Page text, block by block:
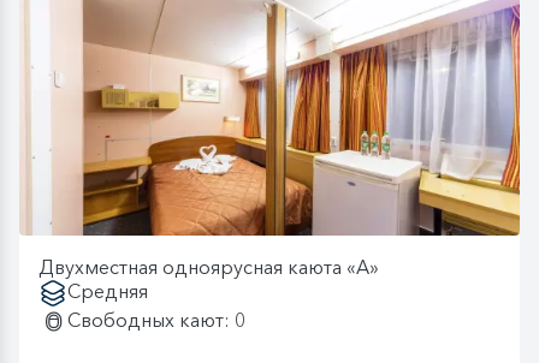
Двухместная одноярусная каюта «А»
Средняя
Свободных кают: 0